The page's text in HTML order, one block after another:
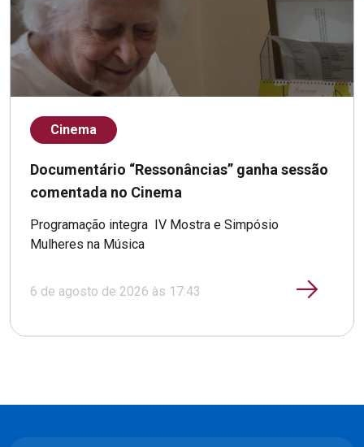
Cinema
Documentário “Ressonâncias” ganha sessão
comentada no Cinema
Programação integra IV Mostra e Simpósio
Mulheres na Música
6 de agosto de 2026 às 17:43